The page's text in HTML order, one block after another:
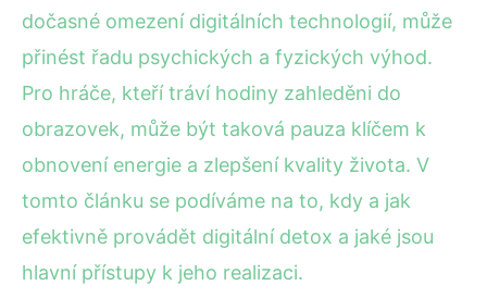
dočasné omezení digitálních technologií, může
přinést řadu psychických a fyzických výhod.
Pro hráče, kteří tráví hodiny zahleděni do
obrazovek, může být taková pauza klíčem k
obnovení energie a zlepšení kvality života. V
tomto článku se podíváme na to, kdy a jak
efektivně provádět digitální detox a jaké jsou
hlavní přístupy k jeho realizaci.